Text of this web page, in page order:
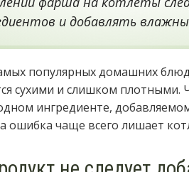
и добавлять
популярных домашних
сухими и слишком плотными.
ингредиенте,
ошибка чаще всего лишает